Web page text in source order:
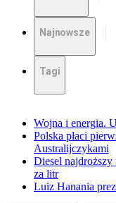
Najnowsze
Tagi
Wojna i energia.
Polska płaci
Australijczykami
Diesel
za litr
Luiz Hanania